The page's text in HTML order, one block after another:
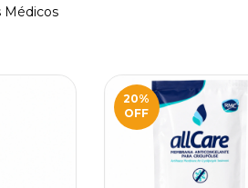
Médicos
20%
OFF